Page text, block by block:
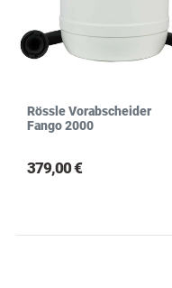
Rössle Vorabscheider
Fango 2000
379,00 €